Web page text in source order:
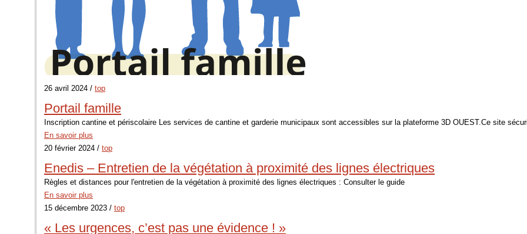
26 avril 2024 / top
Portail famille
Inscription cantine et périscolaire Les services de cantine et garderie municipaux sont accessibles sur la plateforme 3D OUEST.Ce site
En savoir plus
20 février 2024 / top
Enedis – Entretien de la végétation à proximité des lignes électriques
Règles et distances pour l'entretien de la végétation à proximité des lignes électriques : Consulter le guide
En savoir plus
15 décembre 2023 / top
« Les urgences, c’est pas une évidence ! »